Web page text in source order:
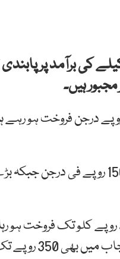
کی برآمد پر
ہیں۔
فروخت ہو رہا ہے۔